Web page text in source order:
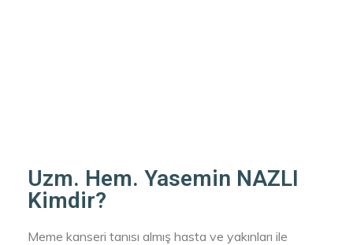
Uzm. Hem. Yasemin NAZLI
Kimdir?
Meme kanseri tanısı almış hasta ve yakınları ile